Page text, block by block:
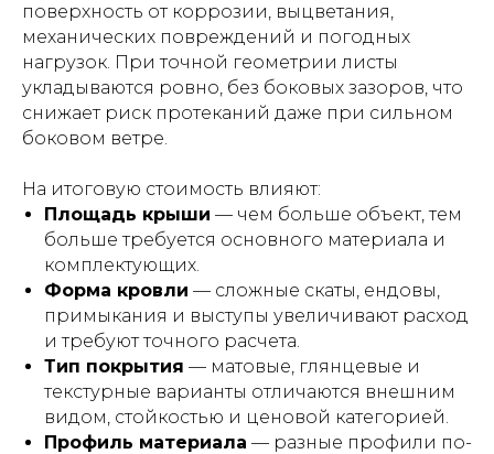
поверхность от коррозии, выцветания,
механических повреждений и погодных
нагрузок. При точной геометрии листы
укладываются ровно, без боковых зазоров, что
снижает риск протеканий даже при сильном
боковом ветре.
На итоговую стоимость влияют:
Площадь крыши — чем больше объект, тем
больше требуется основного материала и
комплектующих.
Форма кровли — сложные скаты, ендовы,
примыкания и выступы увеличивают расход
и требуют точного расчета.
Тип покрытия — матовые, глянцевые и
текстурные варианты отличаются внешним
видом, стойкостью и ценовой категорией.
Профиль материала — разные профили по-